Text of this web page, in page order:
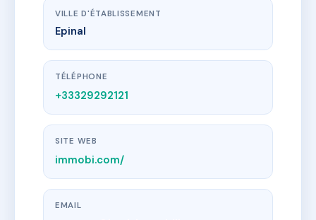
VILLE D'ÉTABLISSEMENT
Epinal
TÉLÉPHONE
+33329292121
SITE WEB
immobi.com/
EMAIL